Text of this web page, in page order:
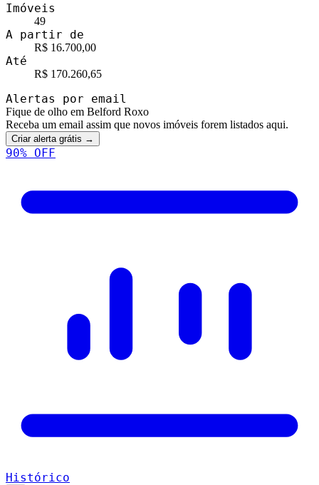
Imóveis
49
A partir de
R$ 16.700,00
Até
R$ 170.260,65
Alertas por email
Fique de olho em Belford Roxo
Receba um email assim que novos imóveis forem listados aqui.
Criar alerta grátis →
90% OFF
Histórico